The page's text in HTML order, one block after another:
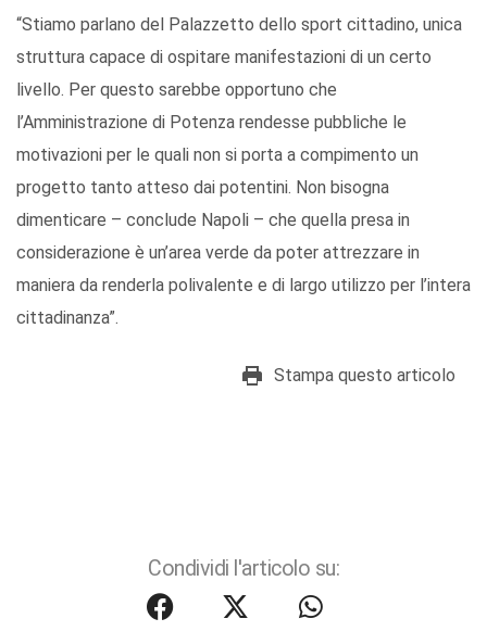
“Stiamo parlano del Palazzetto dello sport cittadino, unica
struttura capace di ospitare manifestazioni di un certo
livello. Per questo sarebbe opportuno che
l’Amministrazione di Potenza rendesse pubbliche le
motivazioni per le quali non si porta a compimento un
progetto tanto atteso dai potentini. Non bisogna
dimenticare – conclude Napoli – che quella presa in
considerazione è un’area verde da poter attrezzare in
maniera da renderla polivalente e di largo utilizzo per l’intera
cittadinanza”.
Stampa questo articolo
Condividi l'articolo su: